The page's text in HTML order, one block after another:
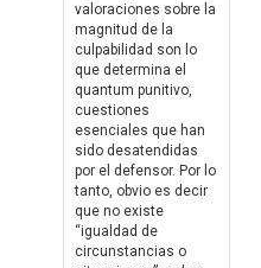
valoraciones sobre la
magnitud de la
culpabilidad son lo
que determina el
quantum punitivo,
cuestiones
esenciales que han
sido desatendidas
por el defensor. Por lo
tanto, obvio es decir
que no existe
“igualdad de
circunstancias o